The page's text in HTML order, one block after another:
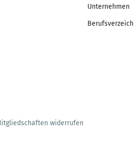
Unternehmen
widerrufen